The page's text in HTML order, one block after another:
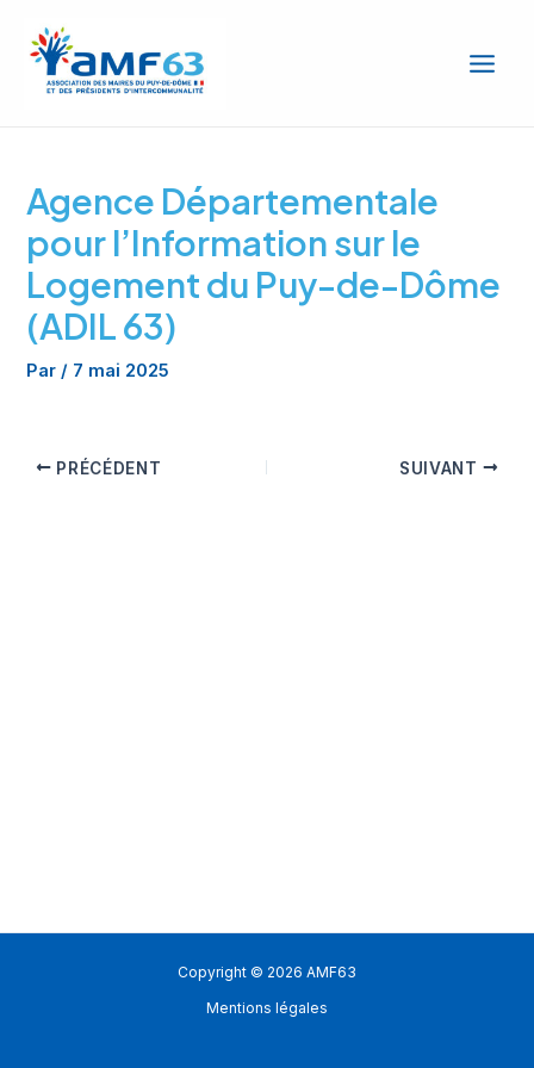
contenu
Agence Départementale
pour l’Information sur le
Logement du Puy-de-Dôme
(ADIL 63)
Par / 7 mai 2025
PRÉCÉDENT SUIVANT
Copyright © 2026 AMF63
Mentions légales